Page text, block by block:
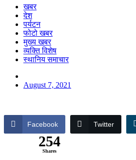
खबर
देश
पर्यटन
फोटो खबर
मुख्य खबर
व्यक्ति विशेष
स्थानिय समाचार
August 7, 2021
Facebook Twitter
254
Shares